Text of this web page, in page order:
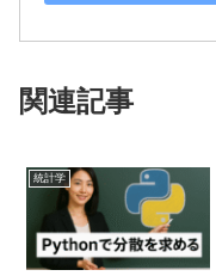
関連記事
統計学